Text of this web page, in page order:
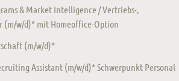
& Market Intelligence / Vertriebs-,
w/d)* mit Homeoffice-Option
(m/w/d)*
Assistant (m/w/d)* Schwerpunkt Personal